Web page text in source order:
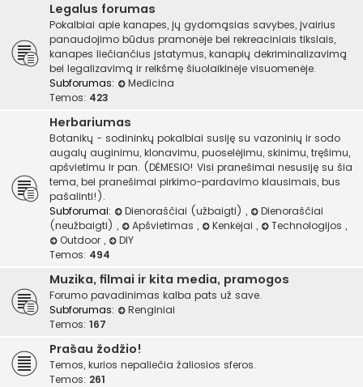
Legalus forumas
Pokalbiai apie kanapes, jų gydomąsias savybes, įvairius
panaudojimo būdus pramonėje bei rekreaciniais tikslais,
kanapes liečiančius įstatymus, kanapių dekriminalizavimą
bei legalizavimą ir reikšmę šiuolaikinėje visuomenėje.
Subforumas:
Medicina
Temos: 423
Herbariumas
Botanikų - sodininkų pokalbiai susiję su vazoninių ir sodo
augalų auginimu, klonavimu, puoselėjimu, skinimu, tręšimu,
apšvietimu ir pan. (DĖMESIO! Visi pranešimai nesusiję su šia
tema, bei pranešimai pirkimo-pardavimo klausimais, bus
pašalinti!).
Subforumai:
Dienoraščiai (užbaigti) ,
Dienoraščiai
(neužbaigti) , Apšvietimas , Kenkėjai , Technologijos ,
Outdoor ,
DIY
Temos: 494
Muzika, filmai ir kita media, pramogos
Forumo pavadinimas kalba pats už save.
Subforumas:
Renginiai
Temos: 167
Prašau žodžio!
Temos, kurios nepaliečia žaliosios sferos.
Temos: 261